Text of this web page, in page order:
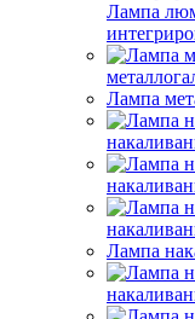
Лампа
Лампа
Лампа